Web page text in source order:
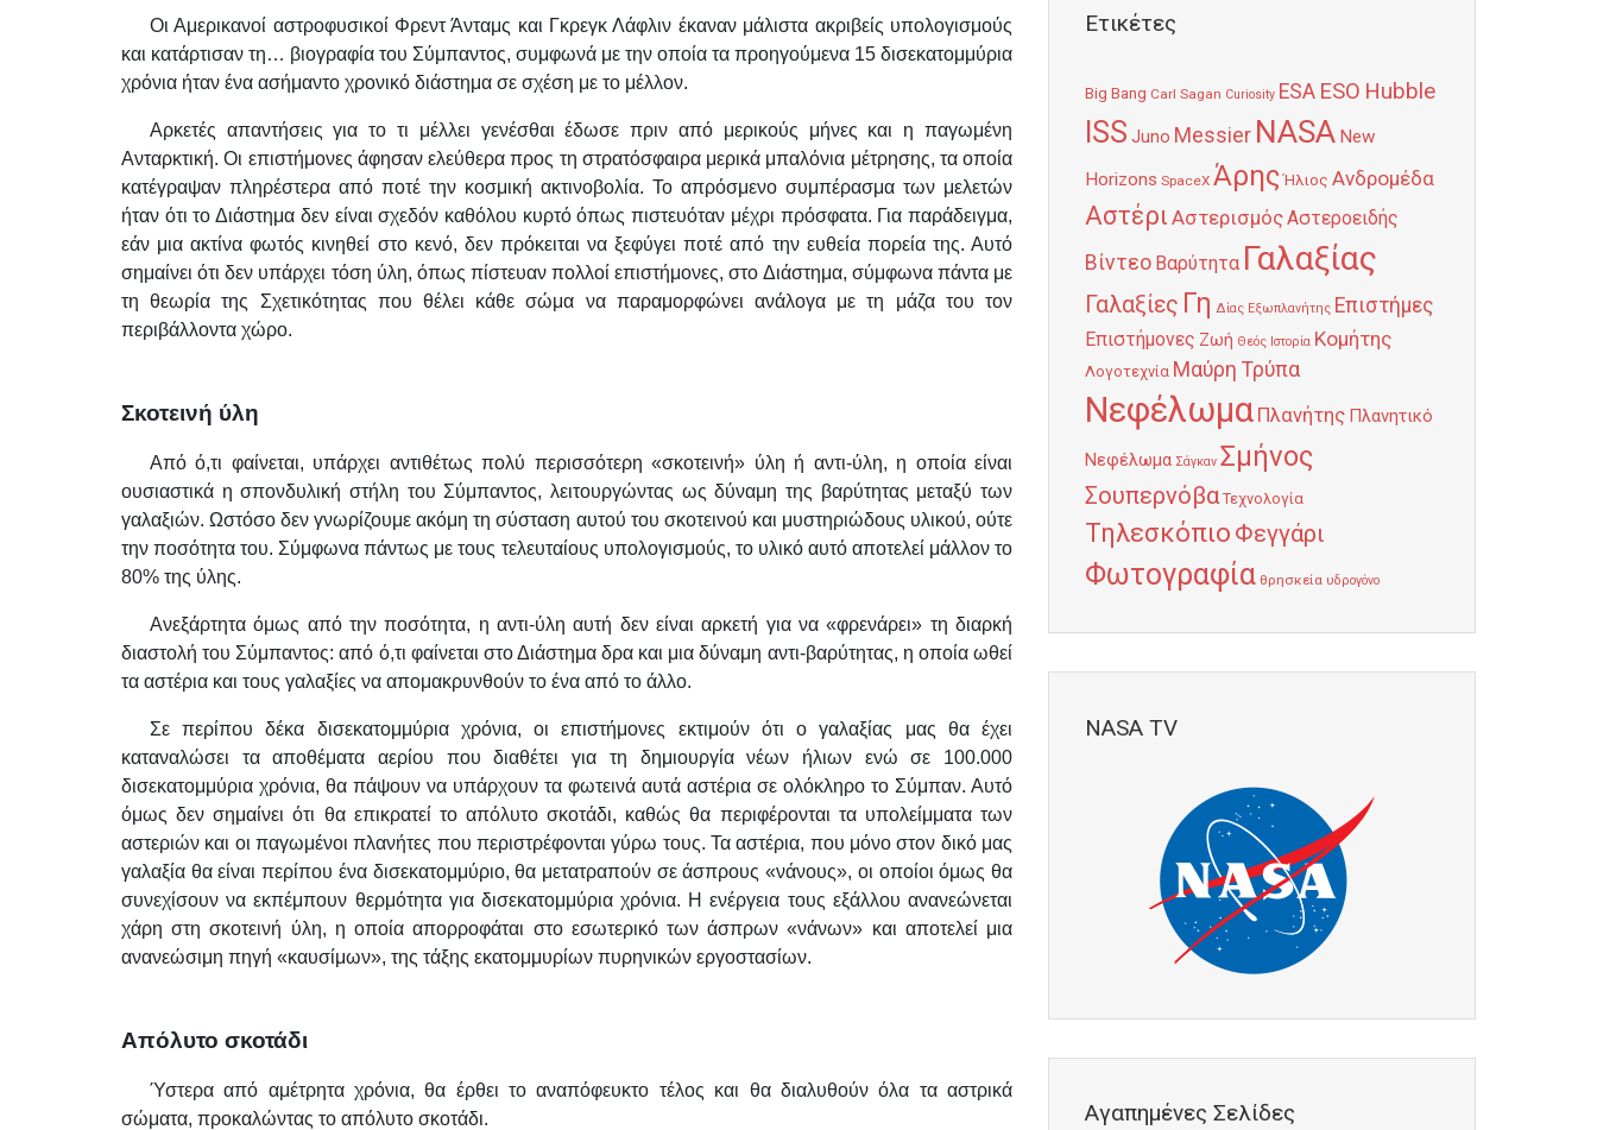
Οι Αμερικανοί αστροφυσικοί Φρεντ Άνταμς και Γκρεγκ Λάφλιν έκαναν μάλιστα ακριβείς υπολογισμούς
και κατάρτισαν τη… βιογραφία του Σύμπαντος, συμφωνά με την οποία τα προηγούμενα 15 δισεκατομμύρια
χρόνια ήταν ένα ασήμαντο χρονικό διάστημα σε σχέση με το μέλλον.
Αρκετές απαντήσεις για το τι μέλλει γενέσθαι έδωσε πριν από μερικούς μήνες και η παγωμένη
Ανταρκτική. Οι επιστήμονες άφησαν ελεύθερα προς τη στρατόσφαιρα μερικά μπαλόνια μέτρησης, τα οποία
κατέγραψαν πληρέστερα από ποτέ την κοσμική ακτινοβολία. Το απρόσμενο συμπέρασμα των μελετών
ήταν ότι το Διάστημα δεν είναι σχεδόν καθόλου κυρτό όπως πιστευόταν μέχρι πρόσφατα. Για παράδειγμα,
εάν μια ακτίνα φωτός κινηθεί στο κενό, δεν πρόκειται να ξεφύγει ποτέ από την ευθεία πορεία της. Αυτό
σημαίνει ότι δεν υπάρχει τόση ύλη, όπως πίστευαν πολλοί επιστήμονες, στο Διάστημα, σύμφωνα πάντα με
τη θεωρία της Σχετικότητας που θέλει κάθε σώμα να παραμορφώνει ανάλογα με τη μάζα του τον
περιβάλλοντα χώρο.
Σκοτεινή ύλη
Από ό,τι φαίνεται, υπάρχει αντιθέτως πολύ περισσότερη «σκοτεινή» ύλη ή αντι-ύλη, η οποία είναι
ουσιαστικά η σπονδυλική στήλη του Σύμπαντος, λειτουργώντας ως δύναμη της βαρύτητας μεταξύ των
γαλαξιών. Ωστόσο δεν γνωρίζουμε ακόμη τη σύσταση αυτού του σκοτεινού και μυστηριώδους υλικού, ούτε
την ποσότητα του. Σύμφωνα πάντως με τους τελευταίους υπολογισμούς, το υλικό αυτό αποτελεί μάλλον το
80% της ύλης.
Ανεξάρτητα όμως από την ποσότητα, η αντι-ύλη αυτή δεν είναι αρκετή για να «φρενάρει» τη διαρκή
διαστολή του Σύμπαντος: από ό,τι φαίνεται στο Διάστημα δρα και μια δύναμη αντι-βαρύτητας, η οποία ωθεί
τα αστέρια και τους γαλαξίες να απομακρυνθούν το ένα από το άλλο.
Σε περίπου δέκα δισεκατομμύρια χρόνια, οι επιστήμονες εκτιμούν ότι ο γαλαξίας μας θα έχει
καταναλώσει τα αποθέματα αερίου που διαθέτει για τη δημιουργία νέων ήλιων ενώ σε 100.000
δισεκατομμύρια χρόνια, θα πάψουν να υπάρχουν τα φωτεινά αυτά αστέρια σε ολόκληρο το Σύμπαν. Αυτό
όμως δεν σημαίνει ότι θα επικρατεί το απόλυτο σκοτάδι, καθώς θα περιφέρονται τα υπολείμματα των
αστεριών και οι παγωμένοι πλανήτες που περιστρέφονται γύρω τους. Τα αστέρια, που μόνο στον δικό μας
γαλαξία θα είναι περίπου ένα δισεκατομμύριο, θα μετατραπούν σε άσπρους «νάνους», οι οποίοι όμως θα
συνεχίσουν να εκπέμπουν θερμότητα για δισεκατομμύρια χρόνια. Η ενέργεια τους εξάλλου ανανεώνεται
χάρη στη σκοτεινή ύλη, η οποία απορροφάται στο εσωτερικό των άσπρων «νάνων» και αποτελεί μια
ανανεώσιμη πηγή «καυσίμων», της τάξης εκατομμυρίων πυρηνικών εργοστασίων.
Απόλυτο σκοτάδι
Ύστερα από αμέτρητα χρόνια, θα έρθει το αναπόφευκτο τέλος και θα διαλυθούν όλα τα αστρικά
σώματα, προκαλώντας το απόλυτο σκοτάδι.
Ετικέτες
Big Bang Carl Sagan Curiosity ESA ESO Hubble
ISS Juno Messier NASA New
Horizons SpaceX Άρης Ήλιος Ανδρομέδα
Αστέρι ΑστερισμόςΑστεροειδής
Βίντεο Βαρύτητα Γαλαξίας
Γαλαξίες Γη Δίας Εξωπλανήτης Επιστήμες
Επιστήμονες Ζωή Θεός Ιστορία Κομήτης
Λογοτεχνία Μαύρη Τρύπα
Νεφέλωμα Πλανήτης Πλανητικό
Νεφέλωμα Σάγκαν Σμήνος
Σουπερνόβα Τεχνολογία
Τηλεσκόπιο Φεγγάρι
Φωτογραφία θρησκεία υδρογόνο
NASA TV
Αγαπημένες Σελίδες